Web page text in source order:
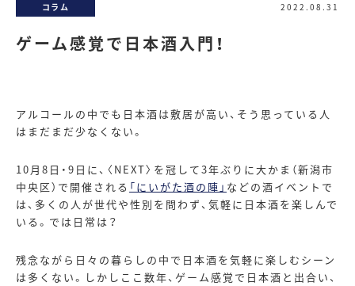
コラム 2022.08.31
ゲーム感覚で日本酒入門！
アルコールの中でも日本酒は敷居が高い、そう思っている人
はまだまだ少なくない。
10月 8 日・ 9 日に、〈 NEXT〉を冠して3年ぶりに大かま（新潟市
中央区）で開催される 「にいがた酒の陣」 などの酒イベントで
は、多くの人が世代や性別を問わず、気軽に日本酒を楽しんで
いる。では日常は？
残念ながら日々の暮らしの中で日本酒を気軽に楽しむシーン
は多くない。しかしここ数年、ゲーム感覚で日本酒と出合い、